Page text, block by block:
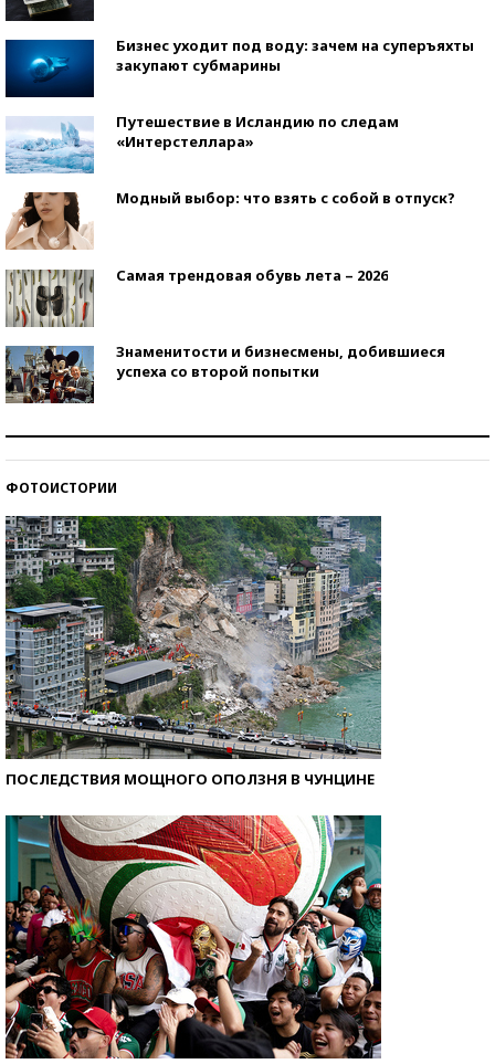
Бизнес уходит под воду: зачем на суперъяхты
закупают субмарины
Путешествие в Исландию по следам
«Интерстеллара»
Модный выбор: что взять с собой в отпуск?
Самая трендовая обувь лета – 2026
Знаменитости и бизнесмены, добившиеся
успеха со второй попытки
ФОТОИСТОРИИ
ПОСЛЕДСТВИЯ МОЩНОГО ОПОЛЗНЯ В ЧУНЦИНЕ